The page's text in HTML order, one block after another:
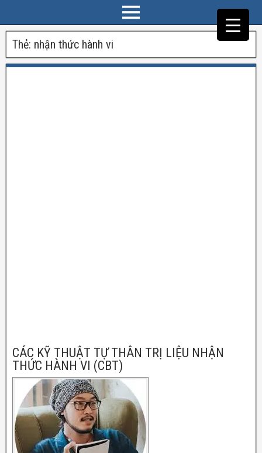
Thẻ: nhận thức hành vi
CÁC KỸ THUẬT TỰ THÂN TRỊ LIỆU NHẬN
THỨC HÀNH VI (CBT)